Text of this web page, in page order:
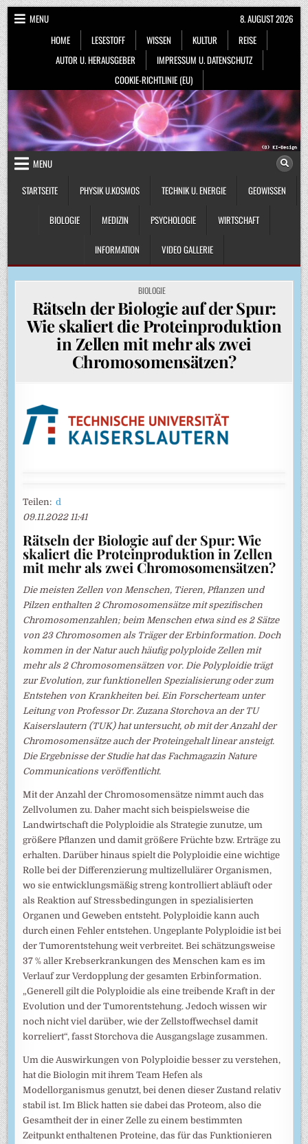
Skip
to
content
MENU
HOME
LESESTOFF WISSEN KULTUR
REISE
AUTOR U. HERAUSGEBER
IMPRESSUM U. DATENSCHUTZ
COOKIE-RICHTLINIE (EU)
8. AUGUST 2026
MENU
STARTSEITE
PHYSIK U.KOSMOS TECHNIK U. ENERGIE GEOWISSEN
BIOLOGIE MEDIZIN PSYCHOLOGIE WIRTSCHAFT
INFORMATION VIDEO GALLERIE
POSTED
IN
BIOLOGIE
Rätseln der Biologie auf der Spur:
Wie skaliert die Proteinproduktion
in Zellen mit mehr als zwei
Chromosomensätzen?
Teilen:d
09.11.2022 11:41
Rätseln der Biologie auf der Spur: Wie
skaliert die Proteinproduktion in Zellen
mit mehr als zwei Chromosomensätzen?
Die meisten Zellen von Menschen, Tieren, Pflanzen und
Pilzen enthalten 2 Chromosomensätze mit spezifischen
Chromosomenzahlen; beim Menschen etwa sind es 2 Sätze
von 23 Chromosomen als Träger der Erbinformation. Doch
kommen in der Natur auch häufig polyploide Zellen mit
mehr als 2 Chromosomensätzen vor. Die Polyploidie trägt
zur Evolution, zur funktionellen Spezialisierung oder zum
Entstehen von Krankheiten bei. Ein Forscherteam unter
Leitung von Professor Dr. Zuzana Storchova an der TU
Kaiserslautern (TUK) hat untersucht, ob mit der Anzahl der
Chromosomensätze auch der Proteingehalt linear ansteigt.
Die Ergebnisse der Studie hat das Fachmagazin Nature
Communications veröffentlicht.
Mit der Anzahl der Chromosomensätze nimmt auch das
Zellvolumen zu. Daher macht sich beispielsweise die
Landwirtschaft die Polyploidie als Strategie zunutze, um
größere Pflanzen und damit größere Früchte bzw. Erträge zu
erhalten. Darüber hinaus spielt die Polyploidie eine wichtige
Rolle bei der Differenzierung multizellulärer Organismen,
wo sie entwicklungsmäßig streng kontrolliert abläuft oder
als Reaktion auf Stressbedingungen in spezialisierten
Organen und Geweben entsteht. Polyploidie kann auch
durch einen Fehler entstehen. Ungeplante Polyploidie ist bei
der Tumorentstehung weit verbreitet. Bei schätzungsweise
37 % aller Krebserkrankungen des Menschen kam es im
Verlauf zur Verdopplung der gesamten Erbinformation.
„Generell gilt die Polyploidie als eine treibende Kraft in der
Evolution und der Tumorentstehung. Jedoch wissen wir
noch nicht viel darüber, wie der Zellstoffwechsel damit
korreliert“, fasst Storchova die Ausgangslage zusammen.
Um die Auswirkungen von Polyploidie besser zu verstehen,
hat die Biologin mit ihrem Team Hefen als
Modellorganismus genutzt, bei denen dieser Zustand relativ
stabil ist. Im Blick hatten sie dabei das Proteom, also die
Gesamtheit der in einer Zelle zu einem bestimmten
Zeitpunkt enthaltenen Proteine, das für das Funktionieren